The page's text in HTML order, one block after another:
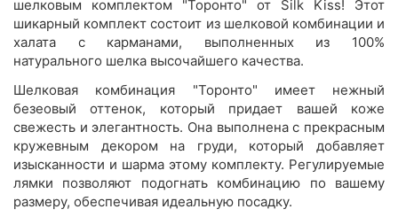
шелковым комплектом "Торонто" от Silk Kiss! Этот
шикарный комплект состоит из шелковой комбинации и
халата с карманами, выполненных из 100%
натурального шелка высочайшего качества.
Шелковая комбинация "Торонто" имеет нежный
безеовый оттенок, который придает вашей коже
свежесть и элегантность. Она выполнена с прекрасным
кружевным декором на груди, который добавляет
изысканности и шарма этому комплекту. Регулируемые
лямки позволяют подогнать комбинацию по вашему
размеру, обеспечивая идеальную посадку.